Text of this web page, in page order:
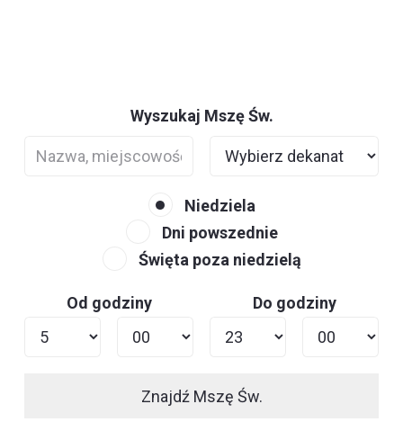
Wyszukaj Mszę Św.
Niedziela
Dni powszednie
Święta poza niedzielą
Od godziny Do godziny
Znajdź Mszę Św.